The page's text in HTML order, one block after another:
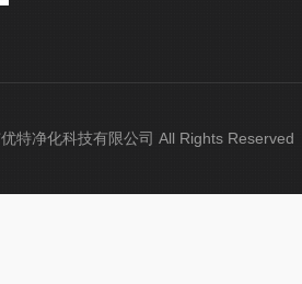
特净化科技有限公司 All Rights